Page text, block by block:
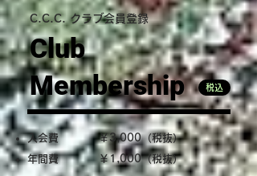
C.C.C. クラブ会員登録
Club
Membership
税込
入会費
年間費
￥3,000（税抜）
￥1,000（税抜）